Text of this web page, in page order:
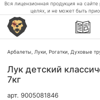
Вся лицензионная продукция на
целях, и не может быть
Арбалеты, Луки, Рогатки, Духовые
Лук детский
7кг
арт. 9005081846